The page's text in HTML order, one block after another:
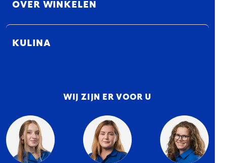
OVER WINKELEN
KULINA
WIJ ZIJN ER VOOR U